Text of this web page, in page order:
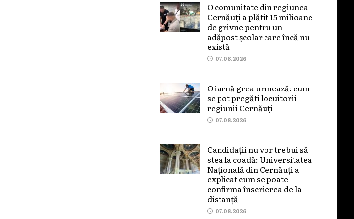
O comunitate din regiunea
Cernăuți a plătit 15 milioane
de grivne pentru un
adăpost școlar care încă nu
există
07.08.2026
O iarnă grea urmează: cum
se pot pregăti locuitorii
regiunii Cernăuți
07.08.2026
Candidații nu vor trebui să
stea la coadă: Universitatea
Națională din Cernăuți a
explicat cum se poate
confirma înscrierea de la
distanță
07.08.2026